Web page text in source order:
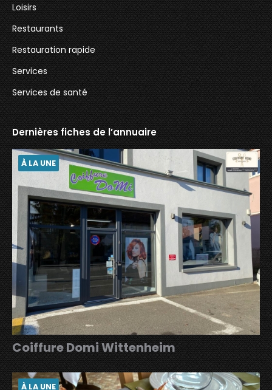
Loisirs
Restaurants
Restauration rapide
Services
Services de santé
Dernières fiches de l’annuaire
À LA UNE
Coiffure Domi Wittenheim
À LA UNE